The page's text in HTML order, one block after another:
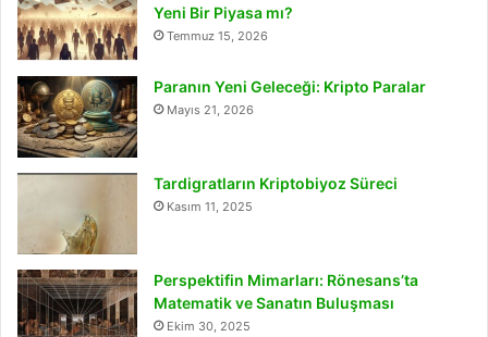
Yeni Bir Piyasa mı?
Temmuz 15, 2026
Paranın Yeni Geleceği: Kripto Paralar
Mayıs 21, 2026
Tardigratların Kriptobiyoz Süreci
Kasım 11, 2025
Perspektifin Mimarları: Rönesans’ta
Matematik ve Sanatın Buluşması
Ekim 30, 2025